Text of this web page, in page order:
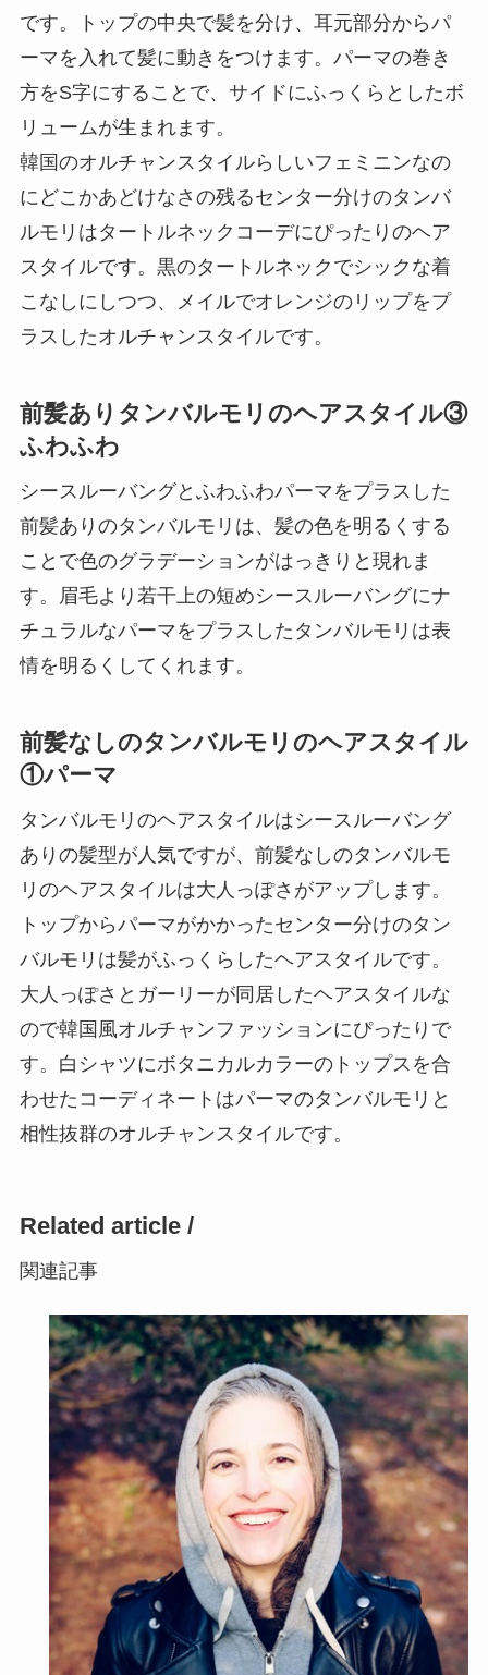
です。トップの中央で髪を分け、耳元部分からパ
ーマを入れて髪に動きをつけます。パーマの巻き
方をS字にすることで、サイドにふっくらとしたボ
リュームが生まれます。
韓国のオルチャンスタイルらしいフェミニンなの
にどこかあどけなさの残るセンター分けのタンバ
ルモリはタートルネックコーデにぴったりのヘア
スタイルです。黒のタートルネックでシックな着
こなしにしつつ、メイルでオレンジのリップをプ
ラスしたオルチャンスタイルです。
前髪ありタンバルモリのヘアスタイル③
ふわふわ
シースルーバングとふわふわパーマをプラスした
前髪ありのタンバルモリは、髪の色を明るくする
ことで色のグラデーションがはっきりと現れま
す。眉毛より若干上の短めシースルーバングにナ
チュラルなパーマをプラスしたタンバルモリは表
情を明るくしてくれます。
前髪なしのタンバルモリのヘアスタイル
①パーマ
タンバルモリのヘアスタイルはシースルーバング
ありの髪型が人気ですが、前髪なしのタンバルモ
リのヘアスタイルは大人っぽさがアップします。
トップからパーマがかかったセンター分けのタン
バルモリは髪がふっくらしたヘアスタイルです。
大人っぽさとガーリーが同居したヘアスタイルな
ので韓国風オルチャンファッションにぴったりで
す。白シャツにボタニカルカラーのトップスを合
わせたコーディネートはパーマのタンバルモリと
相性抜群のオルチャンスタイルです。
Related article /
関連記事